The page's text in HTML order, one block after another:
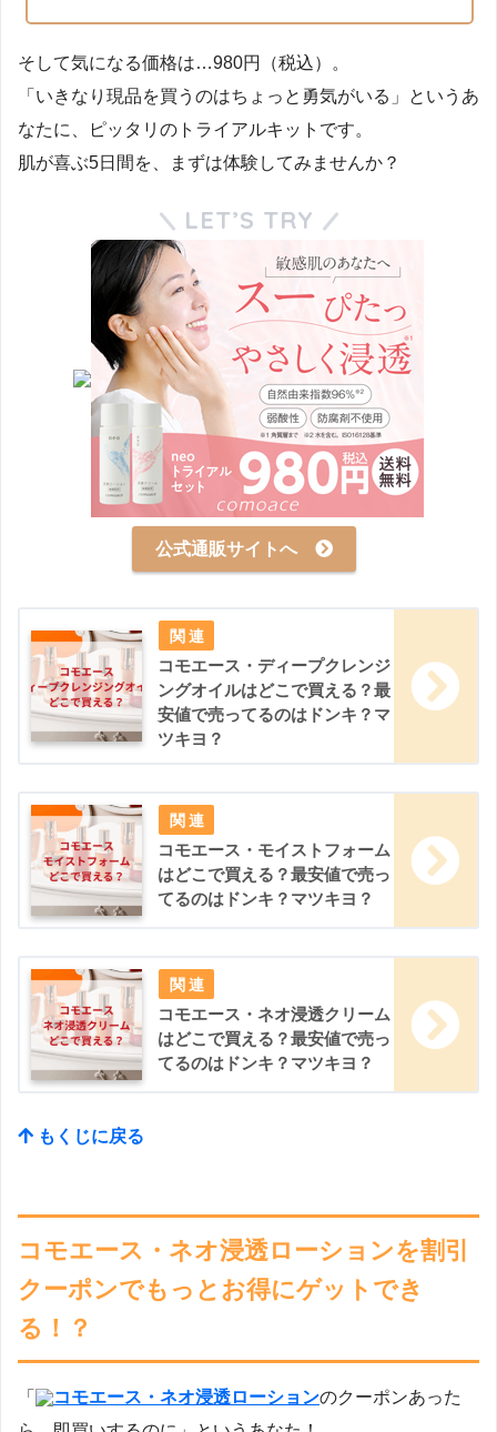
そして気になる価格は…980円（税込）。
「いきなり現品を買うのはちょっと勇気がいる」というあ
なたに、ピッタリのトライアルキットです。
肌が喜ぶ5日間を、まずは体験してみませんか？
LET’S TRY
公式通販サイトへ
コモエース・ディープクレンジ
ングオイルはどこで買える？最
安値で売ってるのはドンキ？マ
ツキヨ？
コモエース・モイストフォーム
はどこで買える？最安値で売っ
てるのはドンキ？マツキヨ？
コモエース・ネオ浸透クリーム
はどこで買える？最安値で売っ
てるのはドンキ？マツキヨ？
もくじに戻る
コモエース・ネオ浸透ローションを割引
クーポンでもっとお得にゲットでき
る！？
「 コモエース・ネオ浸透ローションのクーポンあった